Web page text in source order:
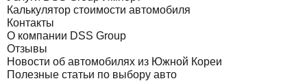
Калькулятор стоимости автомобиля
Контакты
О компании DSS Group
Отзывы
Новости об автомобилях из Южной Кореи
Полезные статьи по выбору авто